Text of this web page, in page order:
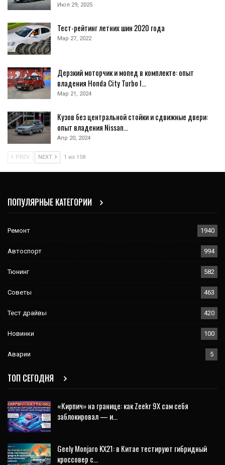
Июл 29, 2025
Тест-рейтинг летних шин 2020 года
Мар 27, 2022
Дерзкий моторчик и мопед в комплекте: опыт
владения Honda City Turbo I…
Мар 21, 2024
Кузов без центральной стойки и сдвижные двери:
опыт владения Nissan…
Апр 20, 2024
PREV NEXT 1 из 158
ПОПУЛЯРНЫЕ КАТЕГОРИИ
Ремонт 1940
Автоспорт 994
Тюнинг 582
Советы 463
Тест драйвы 420
Новинки 100
Аварии 5
ТОП СЕГОДНЯ
«Кирпич» на границе: как Zeekr 9X сам себя
заблокировал — и…
Geely Monjaro KX21: в Китае тестируют гибридный
кроссовер с…